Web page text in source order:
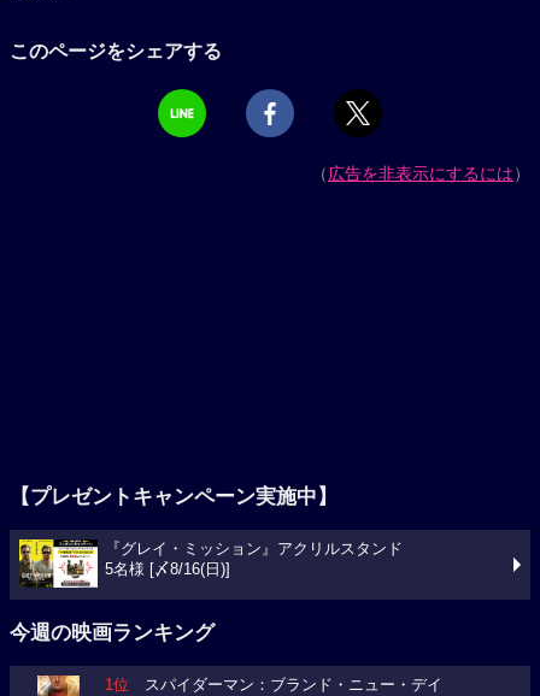
このページをシェアする
（広告を非表示にするには）
【プレゼントキャンペーン実施中】
『グレイ・ミッション』アクリルスタンド
5名様 [〆8/16(日)]
今週の映画ランキング
1位 スパイダーマン：ブランド・ニュー・デイ